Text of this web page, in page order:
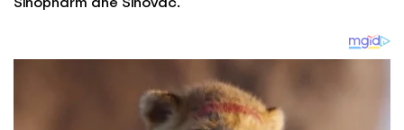
Sinopharm dhe Sinovac.